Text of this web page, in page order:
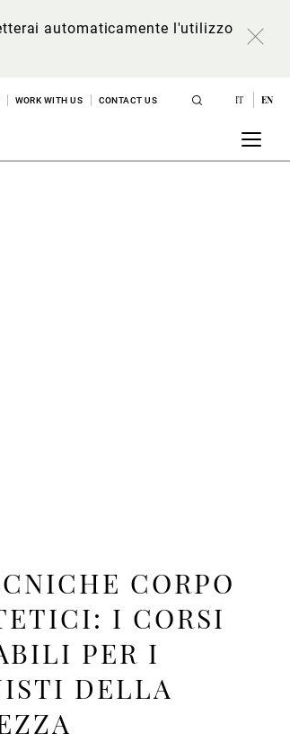
automaticamente l'utilizzo
WORK WITH US CONTACT US IT EN
CORPO
I CORSI
PER I
DELLA